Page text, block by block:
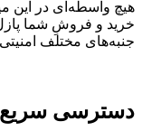
هیچ واسطه‌ای در این
خرید و فروشِ شما پازل
جنبه‌های مختلف
دسترسی سریع